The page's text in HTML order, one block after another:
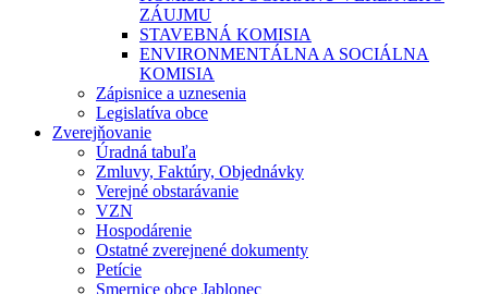
ZÁUJMU
STAVEBNÁ KOMISIA
ENVIRONMENTÁLNA A SOCIÁLNA
KOMISIA
Zápisnice a uznesenia
Legislatíva obce
Zverejňovanie
Úradná tabuľa
Zmluvy, Faktúry, Objednávky
Verejné obstarávanie
VZN
Hospodárenie
Ostatné zverejnené dokumenty
Petície
Smernice obce Jablonec